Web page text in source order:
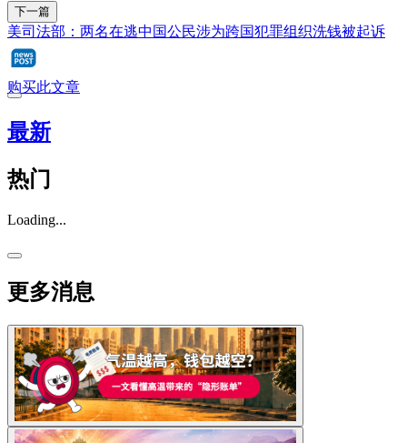
下一篇
美司法部：两名在逃中国公民涉为跨国犯罪组织洗钱被起诉
购买此文章
最新
热门
Loading...
更多消息